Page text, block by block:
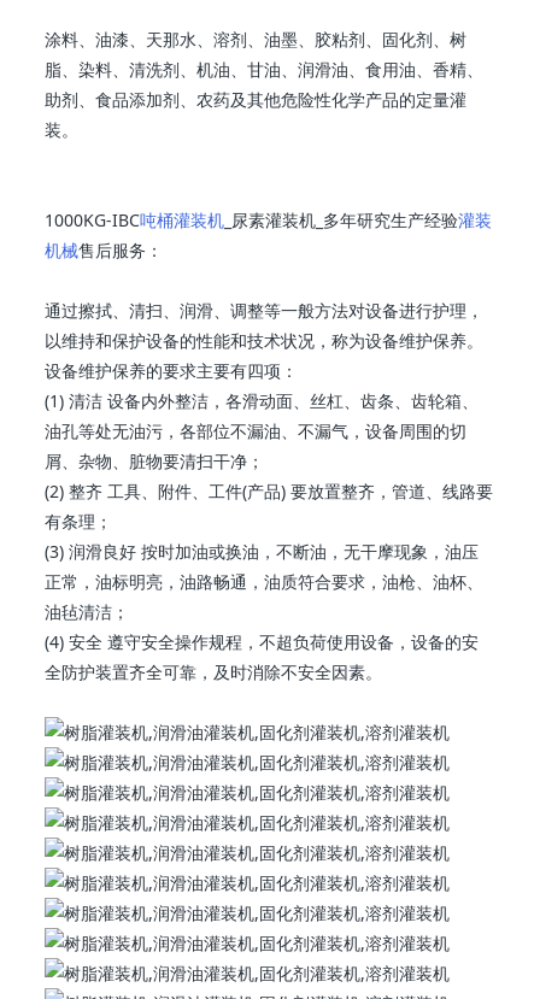
涂料、油漆、天那水、溶剂、油墨、胶粘剂、固化剂、树
脂、染料、清洗剂、机油、甘油、润滑油、食用油、香精、
助剂、食品添加剂、农药及其他危险性化学产品的定量灌
装。
1000KG-IBC吨桶灌装机 _尿素灌装机_多年研究生产经验灌装
机械售后服务：
通过擦拭、清扫、润滑、调整等一般方法对设备进行护理，
以维持和保护设备的性能和技术状况，称为设备维护保养。
设备维护保养的要求主要有四项：
(1) 清洁 设备内外整洁，各滑动面、丝杠、齿条、齿轮箱、
油孔等处无油污，各部位不漏油、不漏气，设备周围的切
屑、杂物、脏物要清扫干净；
(2) 整齐 工具、附件、工件(产品) 要放置整齐，管道、线路要
有条理；
(3) 润滑良好 按时加油或换油，不断油，无干摩现象，油压
正常，油标明亮，油路畅通，油质符合要求，油枪、油杯、
油毡清洁；
(4) 安全 遵守安全操作规程，不超负荷使用设备，设备的安
全防护装置齐全可靠，及时消除不安全因素。